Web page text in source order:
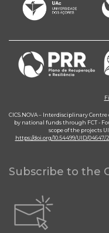
CICS.NOVA – Interdisciplinary Centre
by national funds through FCT -
scope of the projects
https://doi.org/10.54499/UID/04647/
Subscribe to the